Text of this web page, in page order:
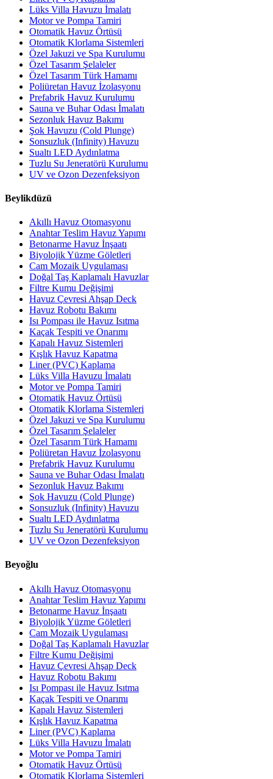
Lüks Villa Havuzu İmalatı
Motor ve Pompa Tamiri
Otomatik Havuz Örtüsü
Otomatik Klorlama Sistemleri
Özel Jakuzi ve Spa Kurulumu
Özel Tasarım Şelaleler
Özel Tasarım Türk Hamamı
Poliüretan Havuz İzolasyonu
Prefabrik Havuz Kurulumu
Sauna ve Buhar Odası İmalatı
Sezonluk Havuz Bakımı
Şok Havuzu (Cold Plunge)
Sonsuzluk (Infinity) Havuzu
Sualtı LED Aydınlatma
Tuzlu Su Jeneratörü Kurulumu
UV ve Ozon Dezenfeksiyon
Beylikdüzü
Akıllı Havuz Otomasyonu
Anahtar Teslim Havuz Yapımı
Betonarme Havuz İnşaatı
Biyolojik Yüzme Göletleri
Cam Mozaik Uygulaması
Doğal Taş Kaplamalı Havuzlar
Filtre Kumu Değişimi
Havuz Çevresi Ahşap Deck
Havuz Robotu Bakımı
Isı Pompası ile Havuz Isıtma
Kaçak Tespiti ve Onarımı
Kapalı Havuz Sistemleri
Kışlık Havuz Kapatma
Liner (PVC) Kaplama
Lüks Villa Havuzu İmalatı
Motor ve Pompa Tamiri
Otomatik Havuz Örtüsü
Otomatik Klorlama Sistemleri
Özel Jakuzi ve Spa Kurulumu
Özel Tasarım Şelaleler
Özel Tasarım Türk Hamamı
Poliüretan Havuz İzolasyonu
Prefabrik Havuz Kurulumu
Sauna ve Buhar Odası İmalatı
Sezonluk Havuz Bakımı
Şok Havuzu (Cold Plunge)
Sonsuzluk (Infinity) Havuzu
Sualtı LED Aydınlatma
Tuzlu Su Jeneratörü Kurulumu
UV ve Ozon Dezenfeksiyon
Beyoğlu
Akıllı Havuz Otomasyonu
Anahtar Teslim Havuz Yapımı
Betonarme Havuz İnşaatı
Biyolojik Yüzme Göletleri
Cam Mozaik Uygulaması
Doğal Taş Kaplamalı Havuzlar
Filtre Kumu Değişimi
Havuz Çevresi Ahşap Deck
Havuz Robotu Bakımı
Isı Pompası ile Havuz Isıtma
Kaçak Tespiti ve Onarımı
Kapalı Havuz Sistemleri
Kışlık Havuz Kapatma
Liner (PVC) Kaplama
Lüks Villa Havuzu İmalatı
Motor ve Pompa Tamiri
Otomatik Havuz Örtüsü
Otomatik Klorlama Sistemleri